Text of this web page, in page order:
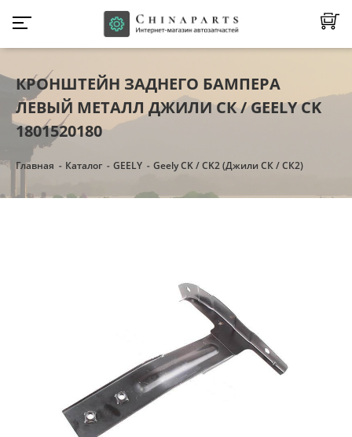
КРОНШТЕЙН ЗАДНЕГО БАМПЕРА
ЛЕВЫЙ МЕТАЛЛ ДЖИЛИ СК / GEELY CK
1801520180
Главная Каталог GEELY Geely CK / CK2 (Джили СК / СК2)